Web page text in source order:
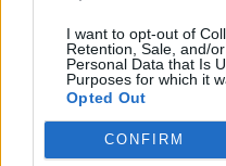
I want to opt-out of
Retention, Sale, and/
Personal Data that Is
Purposes for which it
Opted Out
CONFIRM
Κ.Χατζηδάκης: Οι σύγχρονες
προκλήσεις δεν
αντιμετωπίζονται με
καφενειακές λογικές και
δημαγωγία